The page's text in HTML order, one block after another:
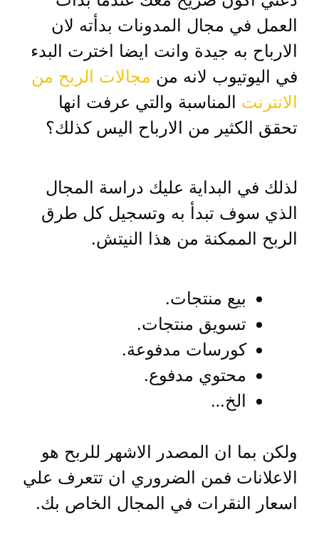
العمل في مجال المدونات بدأته لان
الارباح به جيدة وانت ايضا اخترت البدء
في اليوتيوب لانه من مجالات الربح من
الانترنت المناسبة والتي عرفت انها
تحقق الكثير من الارباح اليس كذلك؟
لذلك في البداية عليك دراسة المجال
الذي سوف تبدأ به وتسجيل كل طرق
الربح الممكنة من هذا النيتش.
بيع منتجات.
تسويق منتجات.
كورسات مدفوعة.
محتوي مدفوع.
الخ…
ولكن بما ان المصدر الاشهر للربح هو
الاعلانات فمن الضروري ان تتعرف علي
اسعار النقرات في المجال الخاص بك.